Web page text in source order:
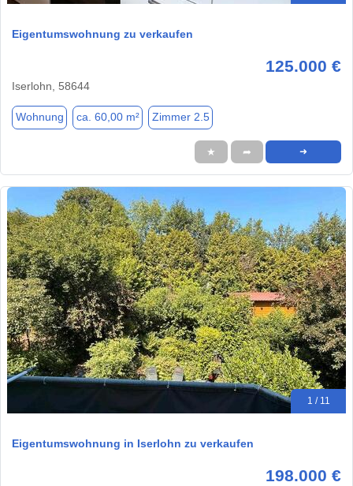
Eigentumswohnung zu verkaufen
125.000 €
Iserlohn, 58644
Wohnung ca. 60,00 m² Zimmer 2.5
★ ➦ ➜
1 / 11
Eigentumswohnung in Iserlohn zu verkaufen
198.000 €